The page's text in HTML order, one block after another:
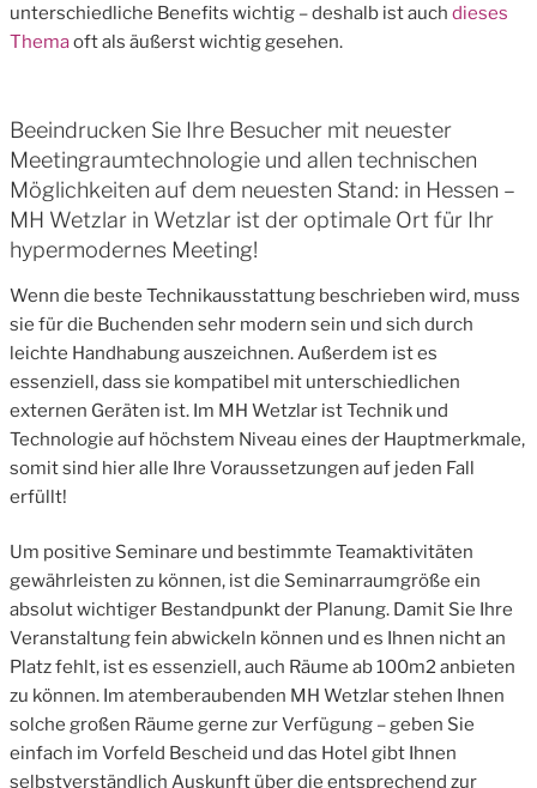
unterschiedliche Benefits wichtig – deshalb ist auch dieses
Themaoft als äußerst wichtig gesehen.
Beeindrucken Sie Ihre Besucher mit neuester
Meetingraumtechnologie und allen technischen
Möglichkeiten auf dem neuesten Stand: in Hessen –
MH Wetzlar in Wetzlar ist der optimale Ort für Ihr
hypermodernes Meeting!
Wenn die beste Technikausstattung beschrieben wird, muss
sie für die Buchenden sehr modern sein und sich durch
leichte Handhabung auszeichnen. Außerdem ist es
essenziell, dass sie kompatibel mit unterschiedlichen
externen Geräten ist. Im MH Wetzlar ist Technik und
Technologie auf höchstem Niveau eines der Hauptmerkmale,
somit sind hier alle Ihre Voraussetzungen auf jeden Fall
erfüllt!
Um positive Seminare und bestimmte Teamaktivitäten
gewährleisten zu können, ist die Seminarraumgröße ein
absolut wichtiger Bestandpunkt der Planung. Damit Sie Ihre
Veranstaltung fein abwickeln können und es Ihnen nicht an
Platz fehlt, ist es essenziell, auch Räume ab 100m2 anbieten
zu können. Im atemberaubenden MH Wetzlar stehen Ihnen
solche großen Räume gerne zur Verfügung – geben Sie
einfach im Vorfeld Bescheid und das Hotel gibt Ihnen
selbstverständlich Auskunft über die entsprechend zur